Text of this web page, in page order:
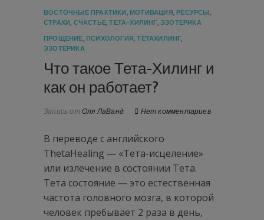
ВОСТОЧНЫЕ ПРАКТИКИ,МОТИВАЦИЯ,РЕСУРСЫ,
СТРАХИ, СЧАСТЬЕ,ТЕТА-ХИЛИНГ,ЭЗОТЕРИКА
ПРОЩЕНИЕ,ПСИХОЛОГИЯ,ТЕТАХИЛИНГ,
ЭЗОТЕРИКА
Что такое Тета-Хилинг и
как он работает?
Запись от Оля ЛаВанд Нет комментариев
В переводе с английского
ThetaHealing — «Тета-исцеление»
или излечение в состоянии Тета.
Тета состояние — это естественная
частота головного мозга, в которой
человек пребывает 2 раза в день,